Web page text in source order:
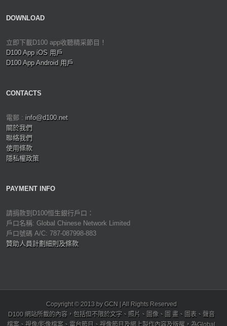
DOWNLOAD
立即下載D100 app收聽精采節目！
D100 App iOS 用戶
D100 App Android 用戶
CONTACTS
電郵 : info@d100.net
關於我們
聯絡我們
使用條款
隱私權政策
PAYMENT INFO
請捐款到D100恒生銀行戶口：
戶口名稱: Global Chinese Network Limited
戶口號碼 A/C: 787-087998-883
贊助人員計劃細則及條款
Copyright © 2013 by GCN | All Rights Reserved
D100 網站所載的內容，包括但不限於文字、照片、圖像、圖 畫、圖表、聲音
檔案、視像/影像檔案、電台節目、視像節目及網上製作內容及版權，為Global